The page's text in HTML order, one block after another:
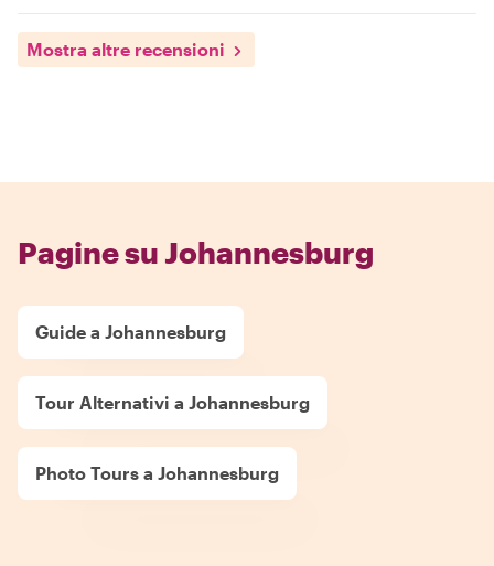
Mostra altre recensioni
Pagine su Johannesburg
Guide a Johannesburg
Tour Alternativi a Johannesburg
Photo Tours a Johannesburg